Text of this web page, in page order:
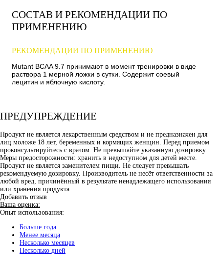
СОСТАВ И РЕКОМЕНДАЦИИ ПО
ПРИМЕНЕНИЮ
РЕКОМЕНДАЦИИ ПО ПРИМЕНЕНИЮ
Mutant BCAA 9.7 принимают в момент тренировки в виде
раствора 1 мерной ложки в сутки. Содержит соевый
лецитин и яблочную кислоту.
ПРЕДУПРЕЖДЕНИЕ
Продукт не является лекарственным средством и не предназначен для
лиц моложе 18 лет, беременных и кормящих женщин. Перед приемом
проконсультируйтесь с врачом. Не превышайте указанную дозировку.
Меры предосторожности: хранить в недоступном для детей месте.
Продукт не является заменителем пищи. Не следует превышать
рекомендуемую дозировку. Производитель не несёт ответственности за
любой вред, причинённый в результате ненадлежащего использования
или хранения продукта.
Добавить отзыв
Ваша оценка:
Опыт использования:
Больше года
Менее месяца
Несколько месяцев
Несколько дней